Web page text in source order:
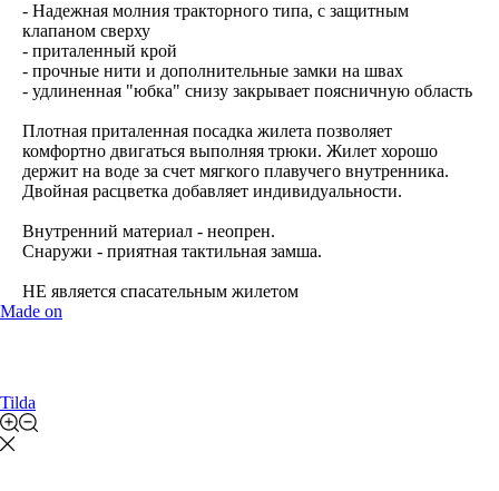
- Надежная молния тракторного типа, с защитным
клапаном сверху
- приталенный крой
- прочные нити и дополнительные замки на швах
- удлиненная "юбка" снизу закрывает поясничную область
Плотная приталенная посадка жилета позволяет
комфортно двигаться выполняя трюки. Жилет хорошо
держит на воде за счет мягкого плавучего внутренника.
Двойная расцветка добавляет индивидуальности.
Внутренний материал - неопрен.
Снаружи - приятная тактильная замша.
НЕ является спасательным жилетом
Made on
Tilda